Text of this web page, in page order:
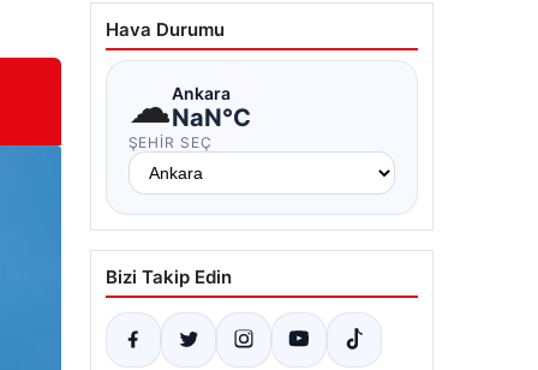
Hava Durumu
☁Ankara
NaN°C
ŞEHIR SEÇ
Bizi Takip Edin